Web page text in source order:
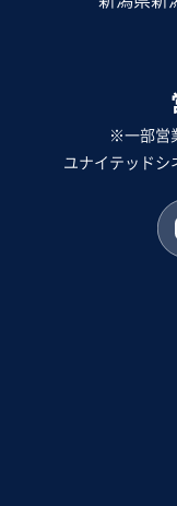
※一部営
ユナイテッドシ